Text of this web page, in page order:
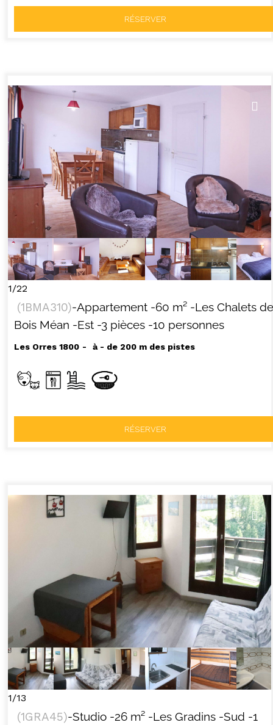
RÉSERVER
1/22
(1BMA310)-Appartement -60 m² -Les Chalets de
Bois Méan -Est -3 pièces -10 personnes
Les Orres 1800 à - de 200 m des pistes
RÉSERVER
1/13
(1GRA45)-Studio -26 m² -Les Gradins -Sud -1